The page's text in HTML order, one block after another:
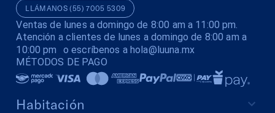
LLÁMANOS (55) 7005 5309
Ventas de lunes a domingo de 8:00 am a 11:00 pm.
Atención a clientes de lunes a domingo de 8:00 am a
10:00 pm o escríbenos a hola@luuna.mx
MÉTODOS DE PAGO
Habitación